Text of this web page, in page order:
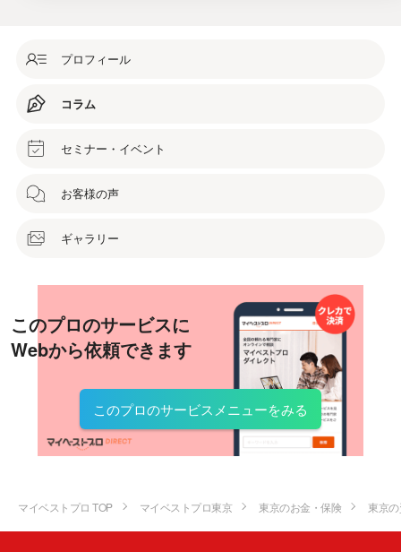
プロフィール
コラム
セミナー・イベント
お客様の声
ギャラリー
このプロのサービスに
Webから依頼できます
このプロのサービスメニューをみる
マイベストプロ TOP マイベストプロ東京 東京のお金・保険 東京